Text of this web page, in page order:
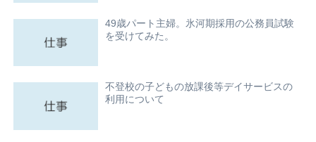
49歳パート主婦。氷河期採用の公務員試験
を受けてみた。
不登校の子どもの放課後等デイサービスの
利用について